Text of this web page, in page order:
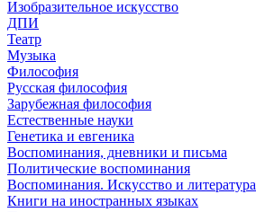
Изобразительное искусство
ДПИ
Театр
Музыка
Философия
Русская философия
Зарубежная философия
Естественные науки
Генетика и евгеника
Воспоминания, дневники и письма
Политические воспоминания
Воспоминания. Искусство и литература
Книги на иностранных языках